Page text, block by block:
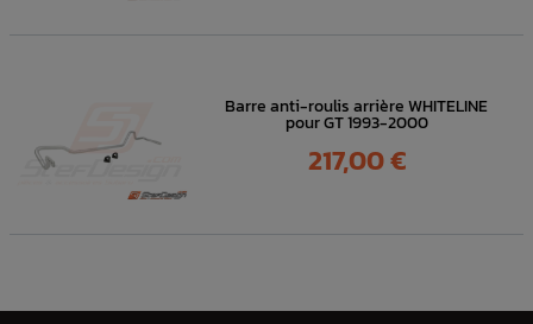
Barre anti-roulis arrière WHITELINE
pour GT 1993-2000
Prix
217,00 €